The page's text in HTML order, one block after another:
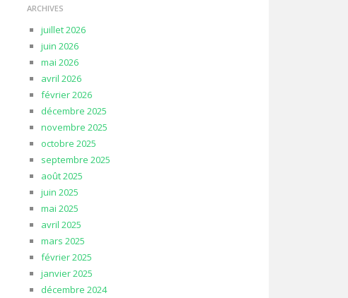
ARCHIVES
juillet 2026
juin 2026
mai 2026
avril 2026
février 2026
décembre 2025
novembre 2025
octobre 2025
septembre 2025
août 2025
juin 2025
mai 2025
avril 2025
mars 2025
février 2025
janvier 2025
décembre 2024